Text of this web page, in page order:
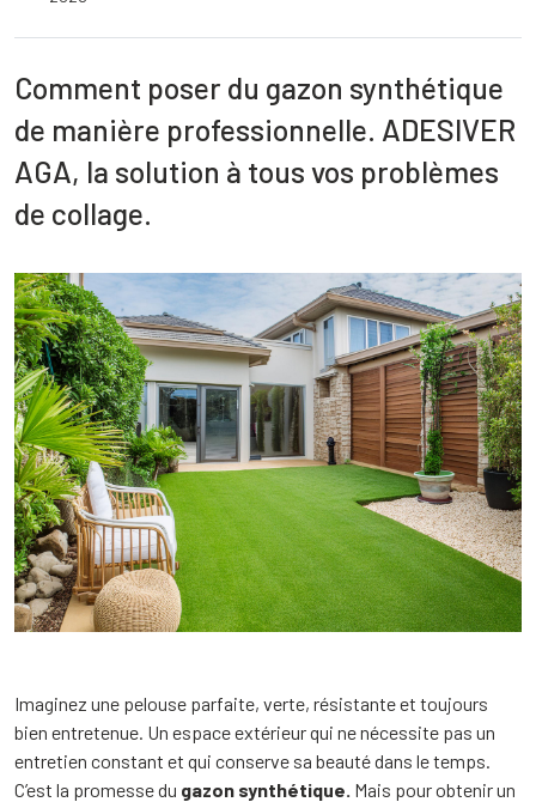
Comment poser du gazon synthétique
de manière professionnelle. ADESIVER
AGA, la solution à tous vos problèmes
de collage.
Imaginez une pelouse parfaite, verte, résistante et toujours
bien entretenue. Un espace extérieur qui ne nécessite pas un
entretien constant et qui conserve sa beauté dans le temps.
C’est la promesse du gazon synthétique. Mais pour obtenir un